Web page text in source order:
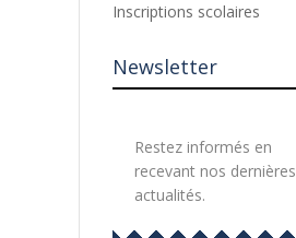
Inscriptions scolaires
Newsletter
Restez informés en
recevant nos dernières
actualités.